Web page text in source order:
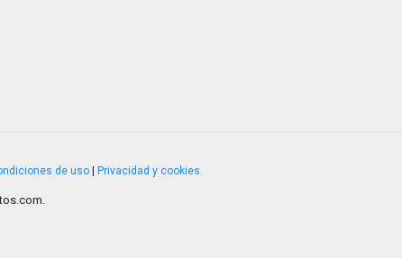
de uso | Privacidad y cookies